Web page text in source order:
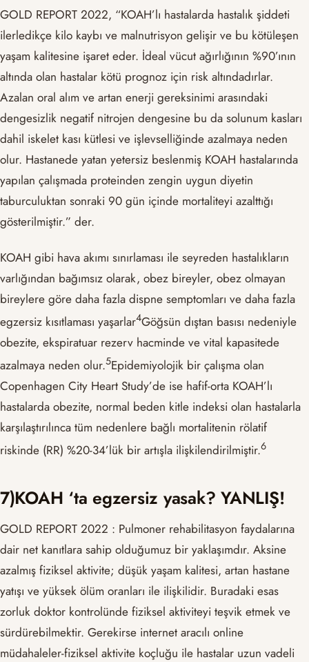
GOLD REPORT 2022, “KOAH’lı hastalarda hastalık şiddeti
ilerledikçe kilo kaybı ve malnutrisyon gelişir ve bu kötüleşen
yaşam kalitesine işaret eder. İdeal vücut ağırlığının %90’ının
altında olan hastalar kötü prognoz için risk altındadırlar.
Azalan oral alım ve artan enerji gereksinimi arasındaki
dengesizlik negatif nitrojen dengesine bu da solunum kasları
dahil iskelet kası kütlesi ve işlevselliğinde azalmaya neden
olur. Hastanede yatan yetersiz beslenmiş KOAH hastalarında
yapılan çalışmada proteinden zengin uygun diyetin
taburculuktan sonraki 90 gün içinde mortaliteyi azalttığı
gösterilmiştir.” der.
KOAH gibi hava akımı sınırlaması ile seyreden hastalıkların
varlığından bağımsız olarak, obez bireyler, obez olmayan
bireylere göre daha fazla dispne semptomları ve daha fazla
egzersiz kısıtlaması yaşarlar​4​Göğsün dıştan basısı nedeniyle
obezite, ekspiratuar rezerv hacminde ve vital kapasitede
azalmaya neden olur.​5​Epidemiyolojik bir çalışma olan
Copenhagen City Heart Study’de ise hafif-orta KOAH’lı
hastalarda obezite, normal beden kitle indeksi olan hastalarla
karşılaştırılınca tüm nedenlere bağlı mortalitenin rölatif
riskinde (RR) %20-34’lük bir artışla ilişkilendirilmiştir.​6​
7)KOAH ‘ta egzersiz yasak? YANLIŞ!
GOLD REPORT 2022 : Pulmoner rehabilitasyon faydalarına
dair net kanıtlara sahip olduğumuz bir yaklaşımdır. Aksine
azalmış fiziksel aktivite; düşük yaşam kalitesi, artan hastane
yatışı ve yüksek ölüm oranları ile ilişkilidir. Buradaki esas
zorluk doktor kontrolünde fiziksel aktiviteyi teşvik etmek ve
sürdürebilmektir. Gerekirse internet aracılı online
müdahaleler-fiziksel aktivite koçluğu ile hastalar uzun vadeli